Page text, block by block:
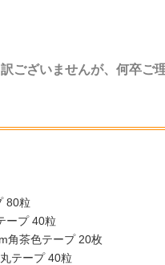
ございませんが、何卒ご
80粒
ープ 40粒
角茶色テープ 20枚
テープ 40粒